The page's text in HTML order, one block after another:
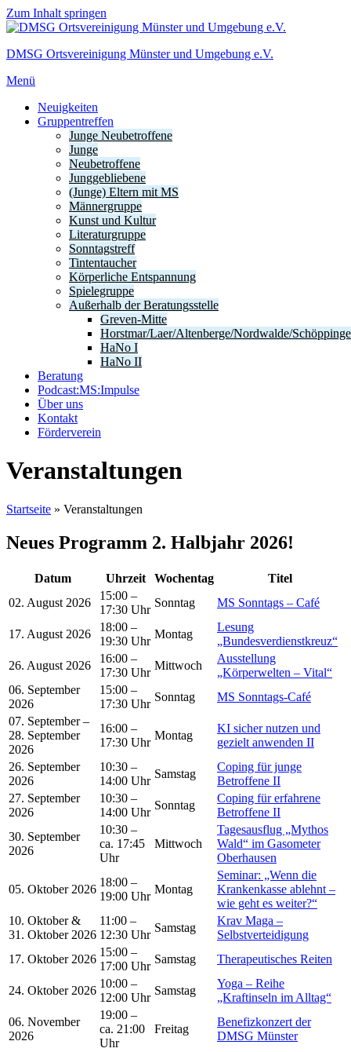
Zum Inhalt springen
DMSG Ortsvereinigung Münster und Umgebung e.V.
Menü
Neuigkeiten
Gruppentreffen
Junge Neubetroffene
Junge
Neubetroffene
Junggebliebene
(Junge) Eltern mit MS
Männergruppe
Kunst und Kultur
Literaturgruppe
Sonntagstreff
Tintentaucher
Körperliche Entspannung
Spielegruppe
Außerhalb der Beratungsstelle
Greven-Mitte
Horstmar/Laer/Altenberge/Nordwalde/
HaNo I
HaNo II
Beratung
Podcast:MS:Impulse
Über uns
Kontakt
Förderverein
Veranstaltungen
Startseite » Veranstaltungen
Neues Programm 2. Halbjahr 2026!
Datum Uhrzeit Wochentag
Titel
02. August 2026
15:00 –
17:30 Uhr
Sonntag MS Sonntags – Café
17. August 2026
18:00 –
19:30 Uhr
Montag
Lesung
„Bundesverdienstkreuz“
26. August 2026
16:00 –
17:30 Uhr
Mittwoch
Ausstellung
„Körperwelten – Vital“
06. September
2026
15:00 –
17:30 Uhr
Sonntag
MS Sonntags-Café
07. September –
28. September
2026
16:00 –
17:30 Uhr
Montag
KI sicher nutzen und
gezielt anwenden II
26. September
2026
10:30 –
14:00 Uhr
Samstag
Coping für junge
Betroffene II
27. September
2026
10:30 –
14:00 Uhr
Sonntag
Coping für erfahrene
Betroffene II
30. September
2026
10:30 –
ca. 17:45
Uhr
Mittwoch
Tagesausflug „Mythos
Wald“ im Gasometer
Oberhausen
05. Oktober 2026
18:00 –
19:00 Uhr
Montag
Seminar: „Wenn die
Krankenkasse ablehnt –
wie geht es weiter?“
10. Oktober &
31. Oktober 2026
11:00 –
12:30 Uhr
Samstag
Krav Maga –
Selbstverteidigung
17. Oktober 2026
15:00 –
17:00 Uhr
Samstag Therapeutisches Reiten
24. Oktober 2026
10:00 –
12:00 Uhr
Samstag
Yoga – Reihe
„Kraftinseln im Alltag“
06. November
2026
19:00 –
ca. 21:00
Uhr
Freitag
Benefizkonzert der
DMSG Münster